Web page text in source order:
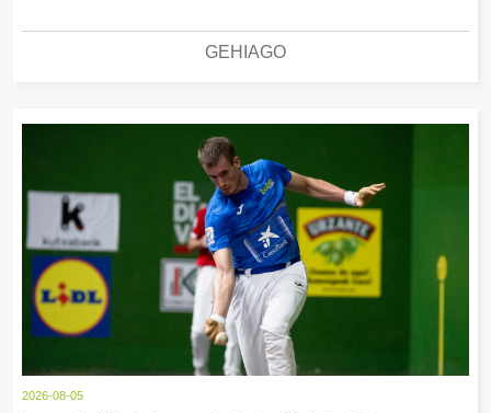
GEHIAGO
2026-08-05